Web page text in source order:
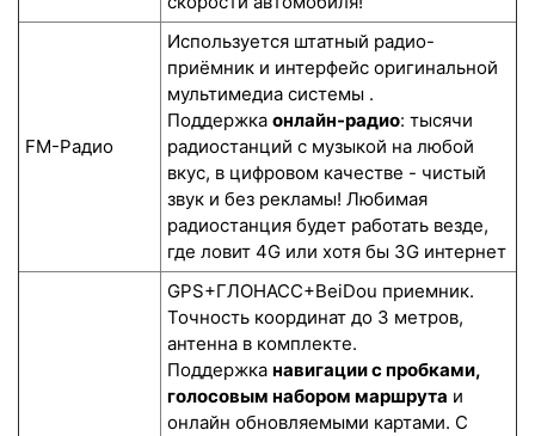
FM-Радио
Используется штатный радио-
приёмник и интерфейс оригинальной
мультимедиа системы .
Поддержка онлайн-радио: тысячи
радиостанций с музыкой на любой
вкус, в цифровом качестве - чистый
звук и без рекламы! Любимая
радиостанция будет работать везде,
где ловит 4G или хотя бы 3G интернет
GPS+ГЛОНАСС+BeiDou приемник.
Точность координат до 3 метров,
антенна в комплекте.
Поддержка навигации с пробками,
голосовым набором маршрута и
онлайн обновляемыми картами. С